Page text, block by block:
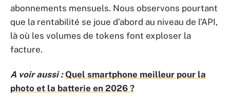
abonnements mensuels. Nous observons pourtant
que la rentabilité se joue d’abord au niveau de l’API,
là où les volumes de tokens font exploser la
facture.
A voir aussi : Quel smartphone meilleur pour la
photo et la batterie en 2026 ?